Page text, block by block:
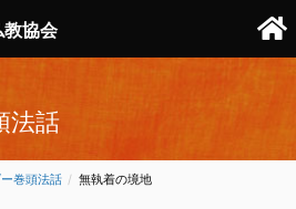
教協会
法話
巻頭法話 CURRENT:
無執着の境地